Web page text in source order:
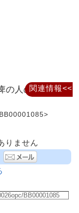
の人のための
りません
関連情報<<